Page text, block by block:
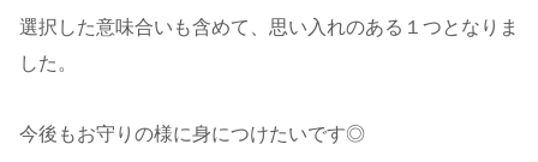
選択した意味合いも含めて、思い入れのある１つとなりま
した。
今後もお守りの様に身につけたいです◎